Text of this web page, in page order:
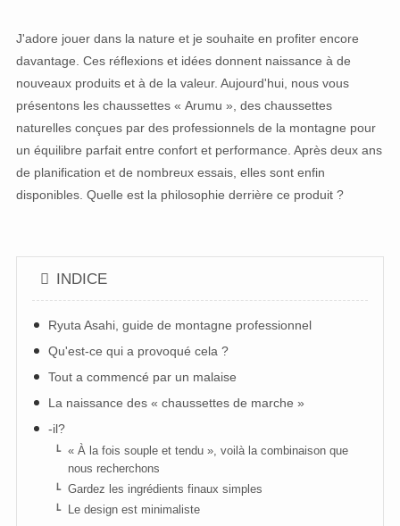
J'adore jouer dans la nature et je souhaite en profiter encore
davantage. Ces réflexions et idées donnent naissance à de
nouveaux produits et à de la valeur. Aujourd'hui, nous vous
présentons les chaussettes « Arumu », des chaussettes
naturelles conçues par des professionnels de la montagne pour
un équilibre parfait entre confort et performance. Après deux ans
de planification et de nombreux essais, elles sont enfin
disponibles. Quelle est la philosophie derrière ce produit ?
INDICE
Ryuta Asahi, guide de montagne professionnel
Qu'est-ce qui a provoqué cela ?
Tout a commencé par un malaise
La naissance des « chaussettes de marche »
-il?
« À la fois souple et tendu », voilà la combinaison que
nous recherchons
Gardez les ingrédients finaux simples
Le design est minimaliste